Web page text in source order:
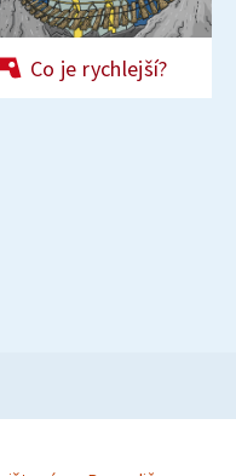
Co je rychlejší?